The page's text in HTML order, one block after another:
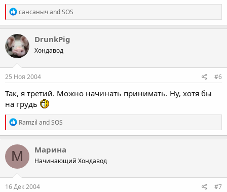
R
e
a
c
t
i
o
n
s
сансанычandSOS
DrunkPig
Хондавод
25 Ноя 2004 #6
Так, я третий. Можно начинать принимать. Ну, хотя бы
на грудь
R
e
a
c
t
i
o
n
s
Ramzil andSOS
М Марина
Начинающий Хондавод
16 Дек 2004 #7